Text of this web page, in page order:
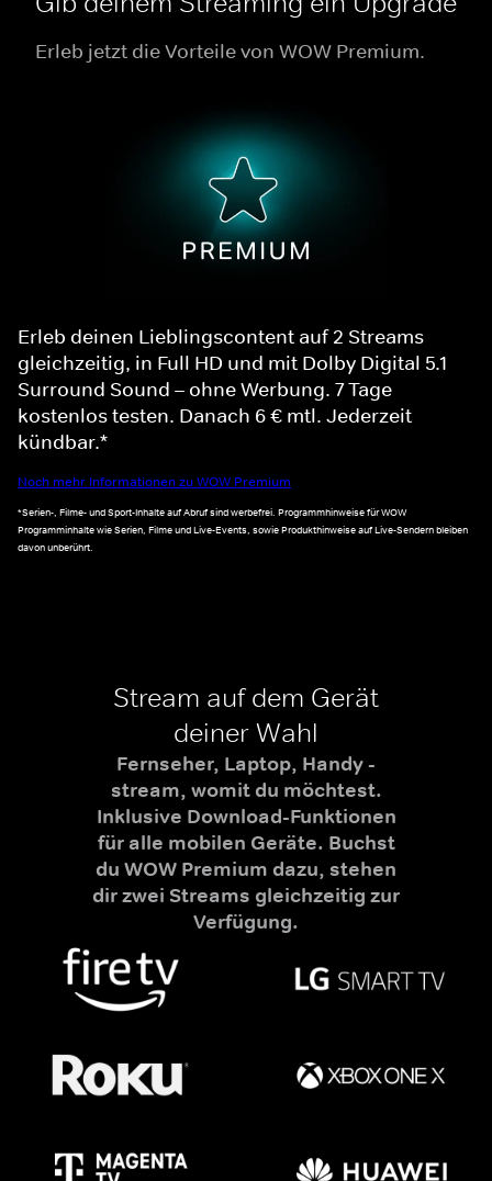
Erleb jetzt die Vorteile von WOW Premium.
Erleb deinen Lieblingscontent auf 2 Streams
gleichzeitig, in Full HD und mit Dolby Digital 5.1
Surround Sound – ohne Werbung. 7 Tage
kostenlos testen. Danach 6 € mtl. Jederzeit
kündbar.*
Noch mehr Informationen zu WOW Premium
*Serien-, Filme- und Sport-Inhalte auf Abruf sind werbefrei. Programmhinweise für WOW
Programminhalte wie Serien, Filme und Live-Events, sowie Produkthinweise auf Live-Sendern bleiben
davon unberührt.
Stream auf dem Gerät
deiner Wahl
Fernseher, Laptop, Handy -
stream, womit du möchtest.
Inklusive Download-Funktionen
für alle mobilen Geräte. Buchst
du WOW Premium dazu, stehen
dir zwei Streams gleichzeitig zur
Verfügung.